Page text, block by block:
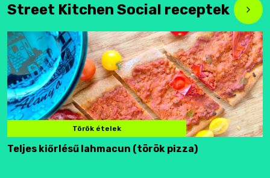
Street Kitchen Social receptek
Török ételek
Teljes kiőrlésű lahmacun (török pizza)